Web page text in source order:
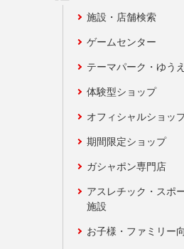
施設・店舗検索
ゲームセンター
テーマパーク・ゆう
体験型ショップ
オフィシャルショッ
期間限定ショップ
ガシャポン専門店
アスレチック・スポ
施設
お子様・ファミリー